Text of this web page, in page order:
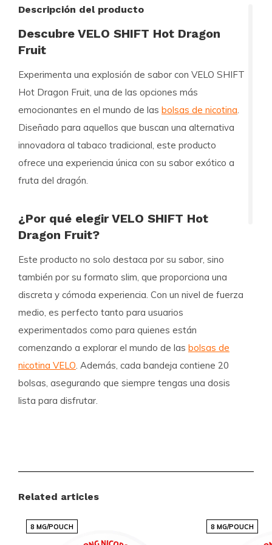
Descripción del producto
Descubre VELO SHIFT Hot Dragon
Fruit
Experimenta una explosión de sabor con VELO SHIFT
Hot Dragon Fruit, una de las opciones más
emocionantes en el mundo de las bolsas de nicotina.
Diseñado para aquellos que buscan una alternativa
innovadora al tabaco tradicional, este producto
ofrece una experiencia única con su sabor exótico a
fruta del dragón.
¿Por qué elegir VELO SHIFT Hot
Dragon Fruit?
Este producto no solo destaca por su sabor, sino
también por su formato slim, que proporciona una
discreta y cómoda experiencia. Con un nivel de fuerza
medio, es perfecto tanto para usuarios
experimentados como para quienes están
comenzando a explorar el mundo de las bolsas de
nicotina VELO. Además, cada bandeja contiene 20
bolsas, asegurando que siempre tengas una dosis
lista para disfrutar.
Peso por bolsa:
Sabor:Dragonfruit
Related articles
8 MG/POUCH 8 MG/POUCH